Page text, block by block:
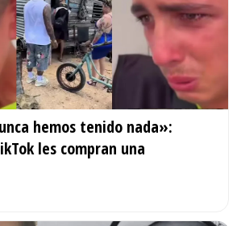
hemos tenido nada»:
les compran una